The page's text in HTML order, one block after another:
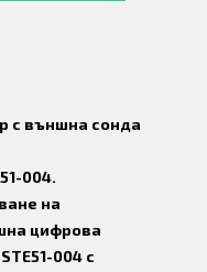
с външна сонда
004.
на
цифрова
004 с